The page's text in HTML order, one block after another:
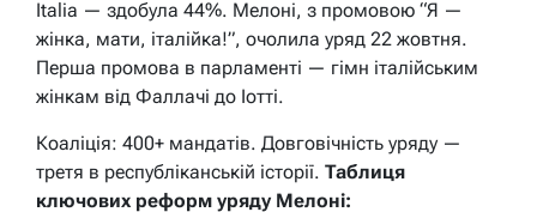
Italia — здобула 44%. Мелоні, з промовою “Я —
жінка, мати, італійка!”, очолила уряд 22 жовтня.
Перша промова в парламенті — гімн італійським
жінкам від Фаллачі до Іотті.
Коаліція: 400+ мандатів. Довговічність уряду —
третя в республіканській історії. Таблиця
ключових реформ уряду Мелоні: